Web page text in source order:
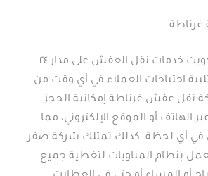
توفر شركة صقر الكويت خدمات نقل العفش على مدار ٢٤
احتياجات العملاء في أي وقت من
نقل عفش غرناطة إمكانية الحجز
الهاتف أو الموقع الإلكتروني، مما
في أي لحظة. كذلك تمتلك شركة صقر
بنظام المناوبات لتغطية جميع